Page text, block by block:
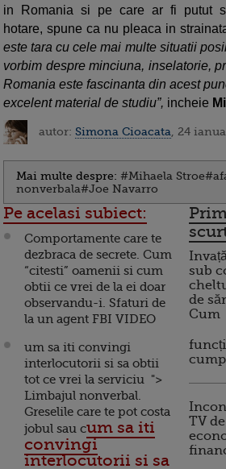
in Romania si pe care ar fi putut
hotare, spune ca nu pleaca in
este tara cu cele mai multe situatii
vorbim despre minciuna, inselatorie,
Romania este fascinanta din acest
excelent material de studiu”, incheie
autor: Simona Cioacata , 24
Mai multe despre: #Mihaela Stroe
nonverbala#Joe Navarro
Pe acelasi subiect:
Comportamente care te
dezbraca de secrete. Cum
“citesti” oamenii si cum
obtii ce vrei de la ei doar
observandu-i. Sfaturi de
la un agent FBI VIDEO
um sa iti convingi
interlocutorii si sa obtii
tot ce vrei la serviciu ">
Limbajul nonverbal.
Greselile care te pot costa
jobul sau cum sa iti
convingi
interlocutorii si sa
sub
de
Cum
TV